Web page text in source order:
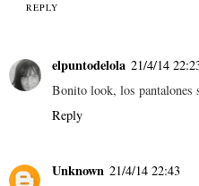
REPLY
elpuntodelola 21/4/14
Bonito look, los pantalones
Reply
Unknown 21/4/14 22:43